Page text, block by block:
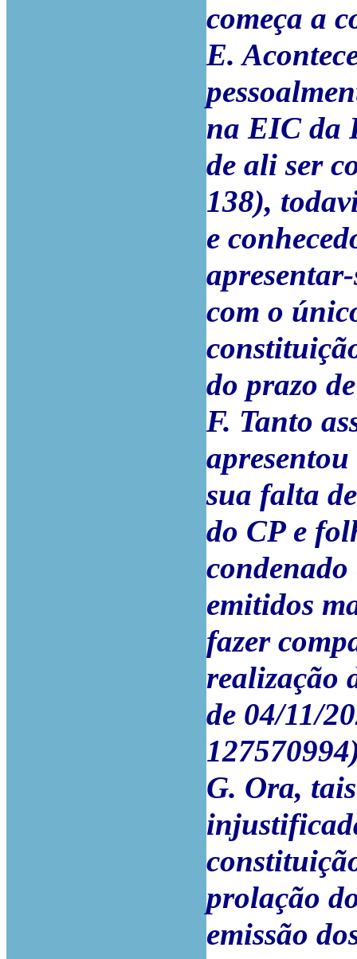
começa a
E.
na EIC da
de ali ser
138),
e
com o
do prazo
F. Tanto
sua falta
do CP e
emitidos
fazer
realização
de 04/11/
G. Ora,
prolação
emissão